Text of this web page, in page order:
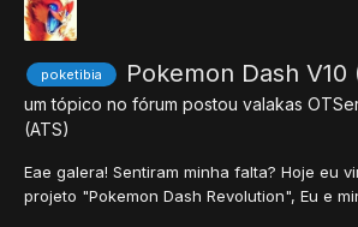
poketibia Pokemon Dash V10
um tópico no fórum postou valakas
(ATS)
Eae galera! Sentiram minha falta? Hoje eu
projeto "Pokemon Dash Revolution", Eu e